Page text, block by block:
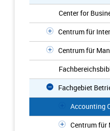
Center for
Centrum für
Centrum für
Fachgebiet
Accounting
Centrum für